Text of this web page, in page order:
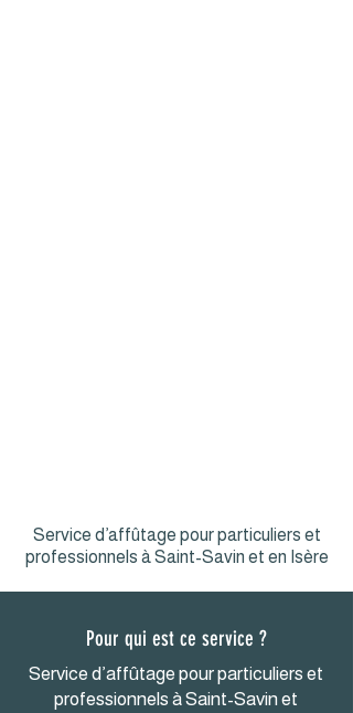
Service d’affûtage pour particuliers et
professionnels à Saint-Savin et en Isère
Pour qui est ce service ?
Service d’affûtage pour particuliers et
professionnels à Saint-Savin et